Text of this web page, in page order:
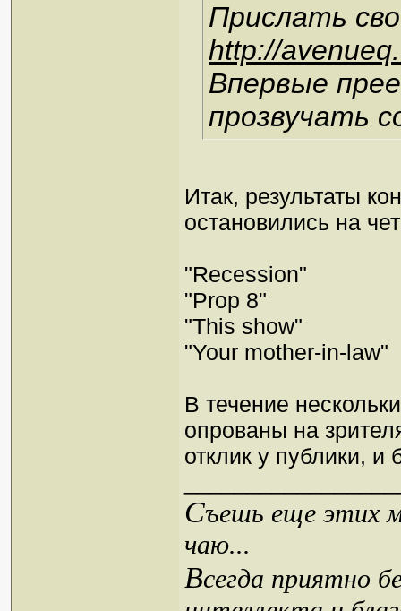
Прислать
http://
Впервые
прозвучать
Итак, результаты
остановились на
"Recession"
"Prop 8"
"This show"
"Your mother-in-law"
В течение
опрованы на
отклик у публики, и
Съешь еще этих
чаю...
Всегда приятно